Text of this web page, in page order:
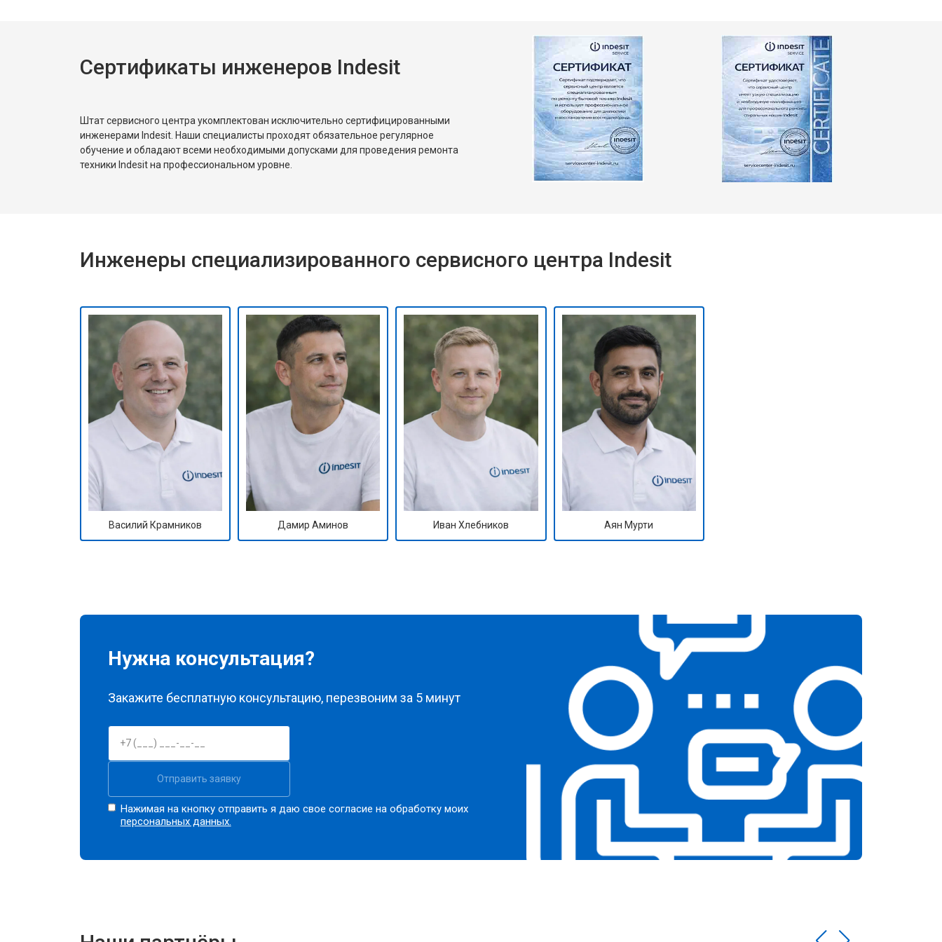
Замена реле от 80 мин от 2550 ₽ Заказать
от 50 мин от 1900 ₽ Заказать
Сертификаты инженеров Indesit
Штат сервисного центра укомплектован исключительно сертифицированными
инженерами Indesit. Наши специалисты проходят обязательное регулярное
обучение и обладают всеми необходимыми допусками для проведения ремонта
техники Indesit на профессиональном уровне.
Инженеры специализированного сервисного центра Indesit
Василий Крамников Дамир Аминов Иван Хлебников Аян Мурти
Нужна консультация?
Закажите бесплатную консультацию, перезвоним за 5 минут
Отправить заявку
Нажимая на кнопку отправить я даю свое согласие на обработку моих
персональных данных.